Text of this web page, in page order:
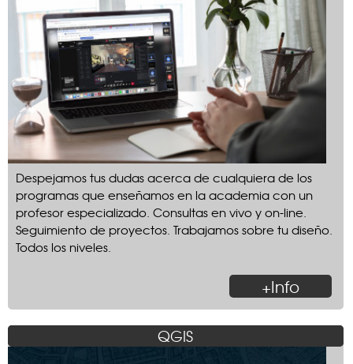
Despejamos tus dudas acerca de cualquiera de los
programas que enseñamos en la academia con un
profesor especializado. Consultas en vivo y on-line.
Seguimiento de proyectos. Trabajamos sobre tu diseño.
Todos los niveles.
+Info
QGIS